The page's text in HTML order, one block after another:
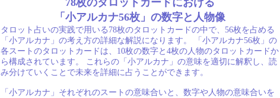
78枚のタロットカードにおける
「小アルカナ56枚」の数字と人物像
タロット占いの実践で用いる78枚のタロットカードの中で、56枚を占める
「小アルカナ」の考え方の詳細な解説になります。 「小アルカナ56枚」の
各スートのタロットカードは、10枚の数字と4枚の人物のタロットカードか
ら構成されています。 これらの「小アルカナ」の意味を適切に解釈し、読
み分けていくことで未来を詳細に占うことができます。
「小アルカナ」それぞれのスートの意味合いと、数字や人物の意味合いを